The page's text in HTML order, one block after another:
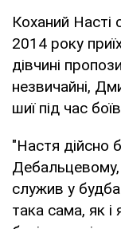
Коханий Насті
2014 року
дівчині
незвичайні,
шиї під час
"Настя дійсно
служив у
така сама, як і